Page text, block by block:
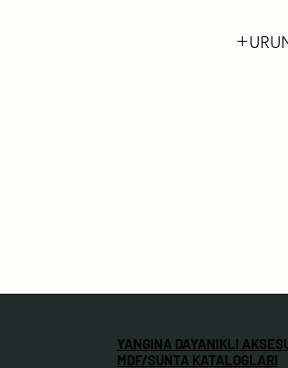
YANGINA DAYANIKLI
MDF/SUNTA KATALOGLARI